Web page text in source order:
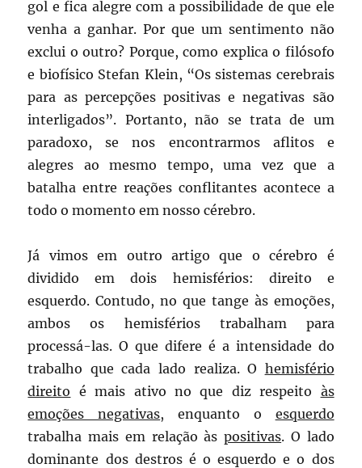
gol e fica alegre com a possibilidade de que ele
venha a ganhar. Por que um sentimento não
exclui o outro? Porque, como explica o filósofo
e biofísico Stefan Klein, “Os sistemas cerebrais
para as percepções positivas e negativas são
interligados”. Portanto, não se trata de um
paradoxo, se nos encontrarmos aflitos e
alegres ao mesmo tempo, uma vez que a
batalha entre reações conflitantes acontece a
todo o momento em nosso cérebro.
Já vimos em outro artigo que o cérebro é
dividido em dois hemisférios: direito e
esquerdo. Contudo, no que tange às emoções,
ambos os hemisférios trabalham para
processá-las. O que difere é a intensidade do
trabalho que cada lado realiza. O hemisfério
direito é mais ativo no que diz respeito às
emoções negativas, enquanto o esquerdo
trabalha mais em relação àspositivas. O lado
dominante dos destros é o esquerdo e o dos